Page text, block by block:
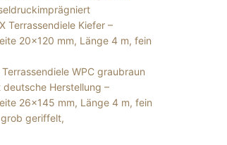
Terrassendiele Kiefer –
20×120 mm, Länge 4 m, fein
Terrassendiele WPC graubraun
Herstellung –
26×145 mm, Länge 4 m, fein
geriffelt,